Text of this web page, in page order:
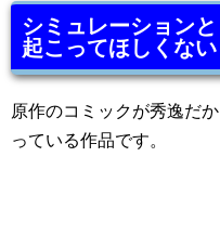
シミュレーション
起こってほしくない
原作のコミックが秀逸だ
っている作品です。